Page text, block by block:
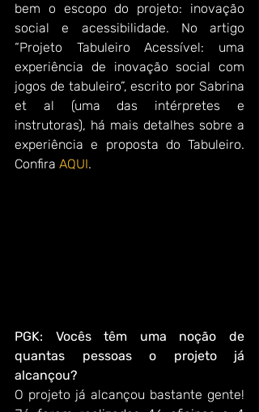
bem o escopo do projeto: inovação
social e acessibilidade. No artigo
“Projeto Tabuleiro Acessível: uma
experiência de inovação social com
jogos de tabuleiro”, escrito por Sabrina
et al (uma das intérpretes e
instrutoras), há mais detalhes sobre a
experiência e proposta do Tabuleiro.
Confira AQUI.
PGK: Vocês têm uma noção de
quantas pessoas o projeto já
alcançou?
O projeto já alcançou bastante gente!